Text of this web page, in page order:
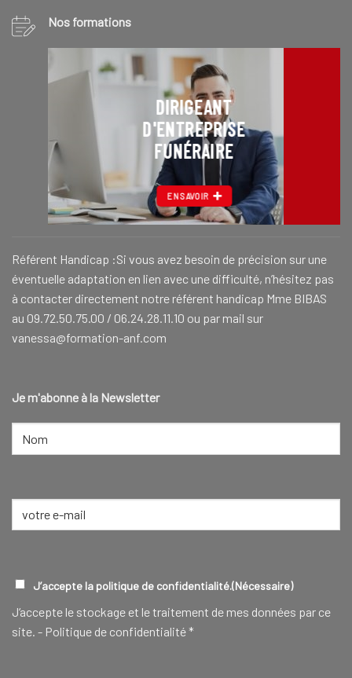
Nos formations
DIRIGEANT
D'ENTREPRISE
FUNÉRAIRE
EN SAVOIR
Référent Handicap :Si vous avez besoin de précision sur une
éventuelle adaptation en lien avec une difficulté, n’hésitez pas
à contacter directement notre référent handicap Mme BIBAS
au 09.72.50.75.00 / 06.24.28.11.10 ou par mail sur
vanessa@formation-anf.com
Je m'abonne à la Newsletter
NOM
RGPD(NÉCESSAIRE)
J’accepte la politique de confidentialité.(Nécessaire)
J‘accepte le stockage et le traitement de mes données par ce
site. - Politique de confidentialité*